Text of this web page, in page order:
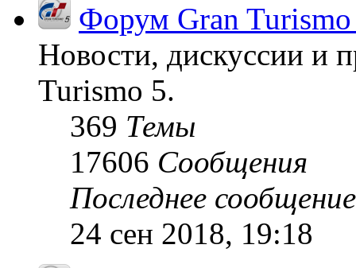
Форум Gran
Новости, дискуссии и
Turismo 5.
369 Темы
17606 Сообщения
Последнее сообщение
24 сен 2018, 19:18